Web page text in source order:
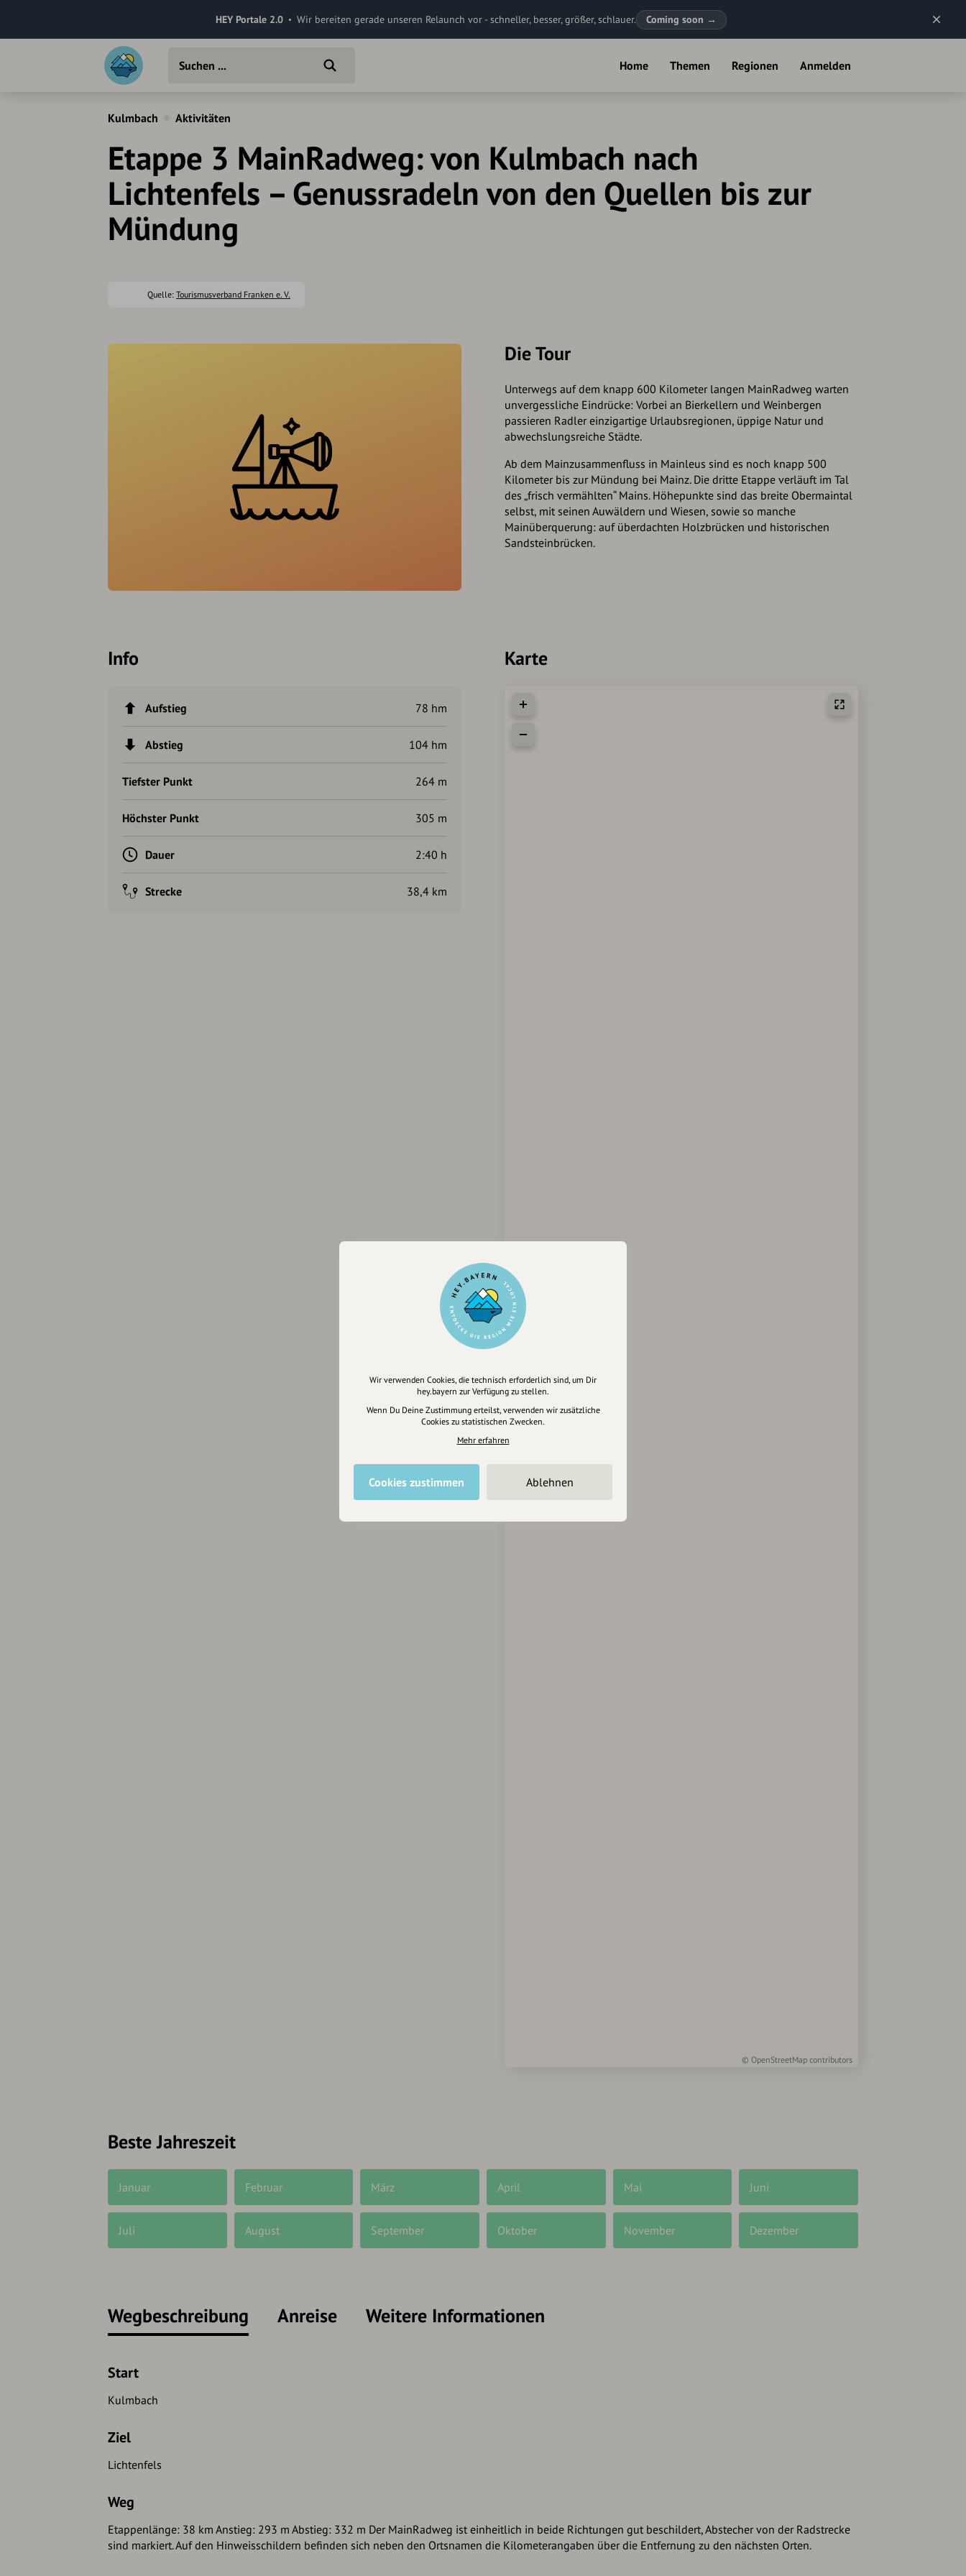
HEY Portale 2.0 Wir bereiten gerade unseren Relaunch vor - schneller, besser, größer, schlauer. Coming soon →
Home Themen Regionen Anmelden
Kulmbach Aktivitäten
Etappe 3 MainRadweg: von Kulmbach nach
Lichtenfels – Genussradeln von den Quellen bis zur
Mündung
Quelle: Tourismusverband Franken e. V.
Die Tour
Unterwegs auf dem knapp 600 Kilometer langen MainRadweg warten
unvergessliche Eindrücke: Vorbei an Bierkellern und Weinbergen
passieren Radler einzigartige Urlaubsregionen, üppige Natur und
abwechslungsreiche Städte.
Ab dem Mainzusammenfluss in Mainleus sind es noch knapp 500
Kilometer bis zur Mündung bei Mainz. Die dritte Etappe verläuft im Tal
des „frisch vermählten“ Mains. Höhepunkte sind das breite Obermaintal
selbst, mit seinen Auwäldern und Wiesen, sowie so manche
Mainüberquerung: auf überdachten Holzbrücken und historischen
Sandsteinbrücken.
Info
Aufstieg 78 hm
Abstieg 104 hm
Tiefster Punkt 264 m
Höchster Punkt 305 m
Dauer 2:40 h
Strecke 38,4 km
Karte
© OpenStreetMap contributors
Beste Jahreszeit
Januar Februar März April Mai Juni
Juli August September Oktober November Dezember
Wegbeschreibung Anreise Weitere Informationen
Start
Kulmbach
Ziel
Lichtenfels
Weg
Etappenlänge: 38 km Anstieg: 293 m Abstieg: 332 m Der MainRadweg ist einheitlich in beide Richtungen gut beschildert, Abstecher von der Radstrecke
sind markiert. Auf den Hinweisschildern befinden sich neben den Ortsnamen die Kilometerangaben über die Entfernung zu den nächsten Orten.
Wir verwenden Cookies, die technisch erforderlich sind, um Dir
hey.bayern zur Verfügung zu stellen.
Wenn Du Deine Zustimmung erteilst, verwenden wir zusätzliche
Cookies zu statistischen Zwecken.
Mehr erfahren
Cookies zustimmen Ablehnen